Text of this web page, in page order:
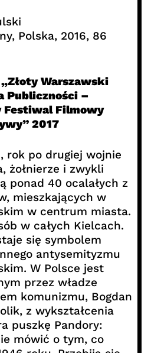
Polska, 2016, 86
Warszawski
Publiczności –
Festiwal Filmowy
2017
rok po drugiej wojnie
żołnierze i zwykli
ponad 40 ocalałych z
mieszkających w
w centrum miasta.
w całych Kielcach.
się symbolem
antysemityzmu
W Polsce jest
przez władze
komunizmu, Bogdan
z wykształcenia
puszkę Pandory:
mówić o tym, co